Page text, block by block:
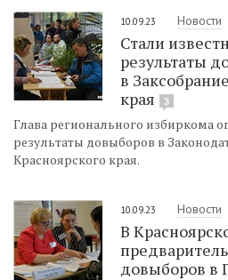
10.09.23 Новости
Стали
результаты
в
края
3
Глава регионального избиркома
результаты довыборов в
Красноярского края.
10.09.23 Новости
В
довыборов в